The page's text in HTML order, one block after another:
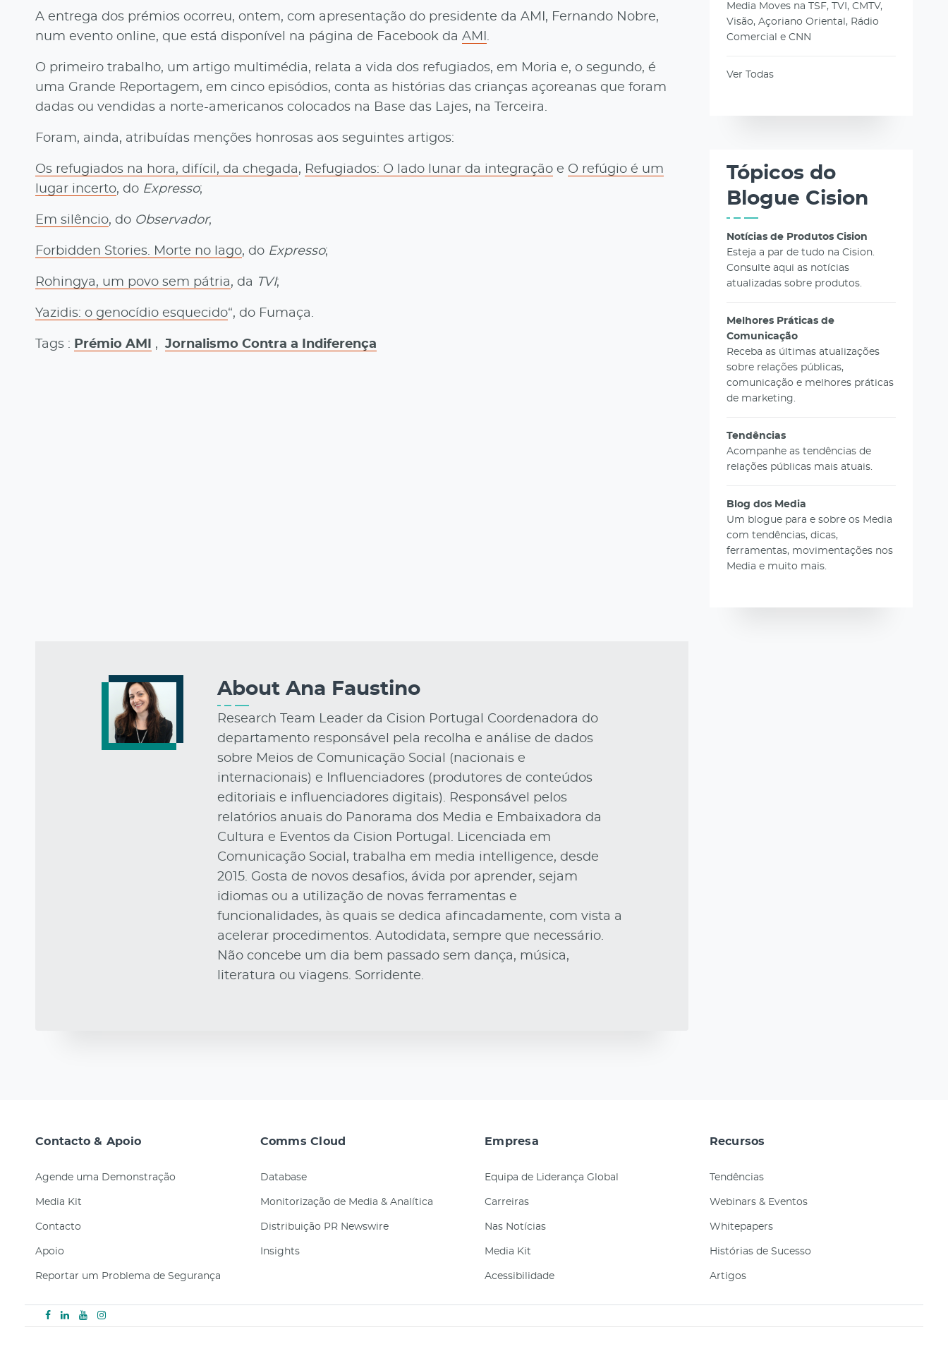
A entrega dos prémios ocorreu, ontem, com apresentação do presidente da AMI, Fernando Nobre,
num evento online, que está disponível na página de Facebook da AMI .
O primeiro trabalho, um artigo multimédia, relata a vida dos refugiados, em Moria e, o segundo, é
uma Grande Reportagem, em cinco episódios, conta as histórias das crianças açoreanas que foram
dadas ou vendidas a norte-americanos colocados na Base das Lajes, na Terceira.
Foram, ainda, atribuídas menções honrosas aos seguintes artigos:
Os refugiados na hora, difícil, da chegada, Refugiados: O lado lunar da integração e O refúgio é um
lugar incerto, do Expresso;
Em silêncio, do Observador;
Forbidden Stories. Morte no lago, do Expresso;
Rohingya, um povo sem pátria, da TVI;
Yazidis: o genocídio esquecido“, do Fumaça.
Tags : Prémio AMI , Jornalismo Contra a Indiferença
Media Moves na TSF, TVI, CMTV,
Visão, Açoriano Oriental, Rádio
Comercial e CNN
Ver Todas
Tópicos do
Blogue Cision
Notícias de Produtos Cision
Esteja a par de tudo na Cision.
Consulte aqui as notícias
atualizadas sobre produtos.
Melhores Práticas de
Comunicação
Receba as últimas atualizações
sobre relações públicas,
comunicação e melhores práticas
de marketing.
Tendências
Acompanhe as tendências de
relações públicas mais atuais.
Blog dos Media
Um blogue para e sobre os Media
com tendências, dicas,
ferramentas, movimentações nos
Media e muito mais.
About Ana Faustino
Research Team Leader da Cision Portugal Coordenadora do
departamento responsável pela recolha e análise de dados
sobre Meios de Comunicação Social (nacionais e
internacionais) e Influenciadores (produtores de conteúdos
editoriais e influenciadores digitais). Responsável pelos
relatórios anuais do Panorama dos Media e Embaixadora da
Cultura e Eventos da Cision Portugal. Licenciada em
Comunicação Social, trabalha em media intelligence, desde
2015. Gosta de novos desafios, ávida por aprender, sejam
idiomas ou a utilização de novas ferramentas e
funcionalidades, às quais se dedica afincadamente, com vista a
acelerar procedimentos. Autodidata, sempre que necessário.
Não concebe um dia bem passado sem dança, música,
literatura ou viagens. Sorridente.
Contacto & Apoio
Agende uma Demonstração
Media Kit
Contacto
Apoio
Reportar um Problema de Segurança
Comms Cloud
Database
Monitorização de Media & Analítica
Distribuição PR Newswire
Insights
Empresa
Equipa de Liderança Global
Carreiras
Nas Notícias
Media Kit
Acessibilidade
Recursos
Tendências
Webinars & Eventos
Whitepapers
Histórias de Sucesso
Artigos